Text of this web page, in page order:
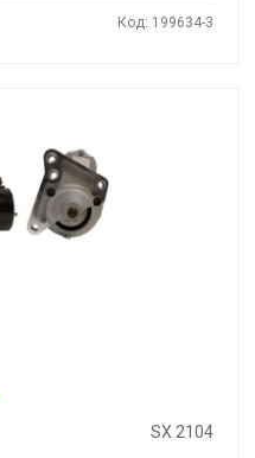
Код: 199634-3
SX 2104